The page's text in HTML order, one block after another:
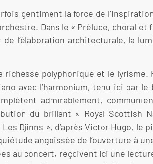
gentiment la force de
Dans le « Prélude, choral et
l’élaboration architecturale, la
richesse polyphonique et le lyrisme.
avec l’harmonium, tenu ici par le
admirablement,
du brillant « Royal Scottish
Djinns », d’après Victor Hugo, le
angoissée de l’ouverture à
au concert, reçoivent ici une